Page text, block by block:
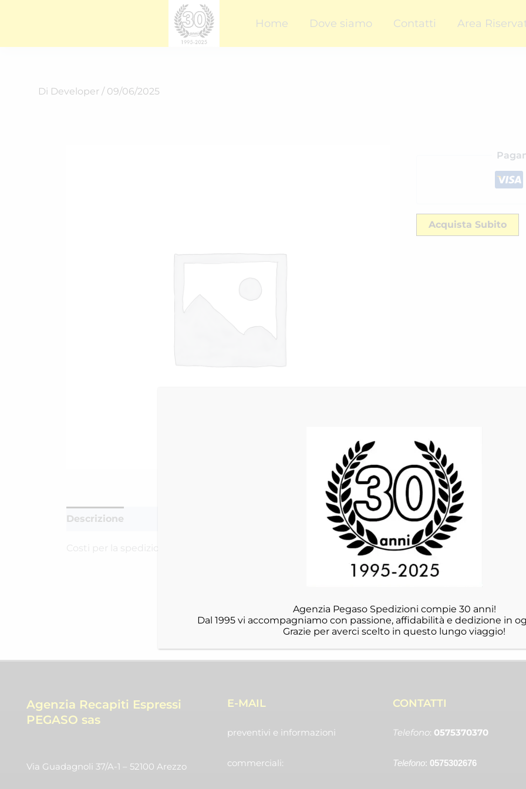
Home Dove siamo Contatti Area
Di Developer / 09/06/2025
Acquista Subito
Descrizione
Costi per la spedizione RICH-2523OYQEQ
Agenzia Recapiti Espressi
PEGASO sas
Via Guadagnoli 37/A-1 – 52100 Arezzo
E-MAIL
preventivi e informazioni
commerciali:
CONTATTI
Telefono: 0575370370
Telefono: 0575302676
Agenzia Pegaso Spedizioni compie 30 anni!
Dal 1995 vi accompagniamo con passione, affidabilità e dedizione in
Grazie per averci scelto in questo lungo viaggio!